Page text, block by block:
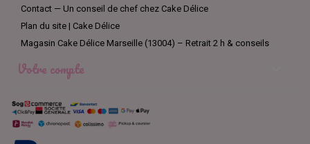
Contact — Un conseil de chef chez Cake Délice
Plan du site | Cake Délice
Magasin Cake Délice Marseille (13004) – Retrait 2 h & conseils
Votre compte